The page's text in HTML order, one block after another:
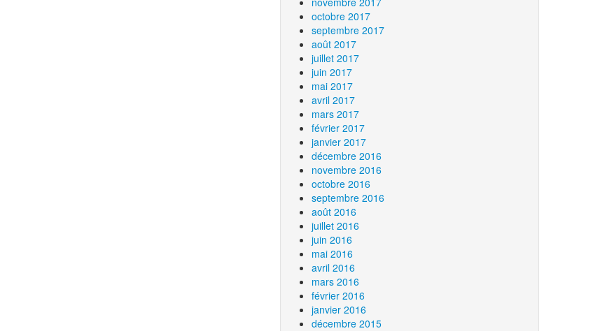
octobre 2017
septembre 2017
août 2017
juillet 2017
juin 2017
mai 2017
avril 2017
mars 2017
février 2017
janvier 2017
décembre 2016
novembre 2016
octobre 2016
septembre 2016
août 2016
juillet 2016
juin 2016
mai 2016
avril 2016
mars 2016
février 2016
janvier 2016
décembre 2015